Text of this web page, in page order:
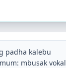
padha kalebu
mbusak vokal